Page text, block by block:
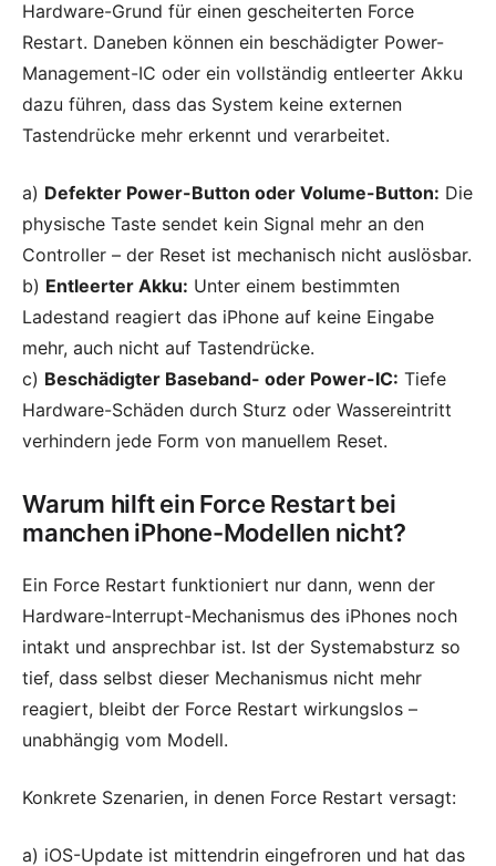
Hardware-Grund für einen gescheiterten Force
Restart. Daneben können ein beschädigter Power-
Management-IC oder ein vollständig entleerter Akku
dazu führen, dass das System keine externen
Tastendrücke mehr erkennt und verarbeitet.
a) Defekter Power-Button oder Volume-Button: Die
physische Taste sendet kein Signal mehr an den
Controller – der Reset ist mechanisch nicht auslösbar.
b) Entleerter Akku: Unter einem bestimmten
Ladestand reagiert das iPhone auf keine Eingabe
mehr, auch nicht auf Tastendrücke.
c) Beschädigter Baseband- oder Power-IC: Tiefe
Hardware-Schäden durch Sturz oder Wassereintritt
verhindern jede Form von manuellem Reset.
Warum hilft ein Force Restart bei
manchen iPhone-Modellen nicht?
Ein Force Restart funktioniert nur dann, wenn der
Hardware-Interrupt-Mechanismus des iPhones noch
intakt und ansprechbar ist. Ist der Systemabsturz so
tief, dass selbst dieser Mechanismus nicht mehr
reagiert, bleibt der Force Restart wirkungslos –
unabhängig vom Modell.
Konkrete Szenarien, in denen Force Restart versagt:
a) iOS-Update ist mittendrin eingefroren und hat das